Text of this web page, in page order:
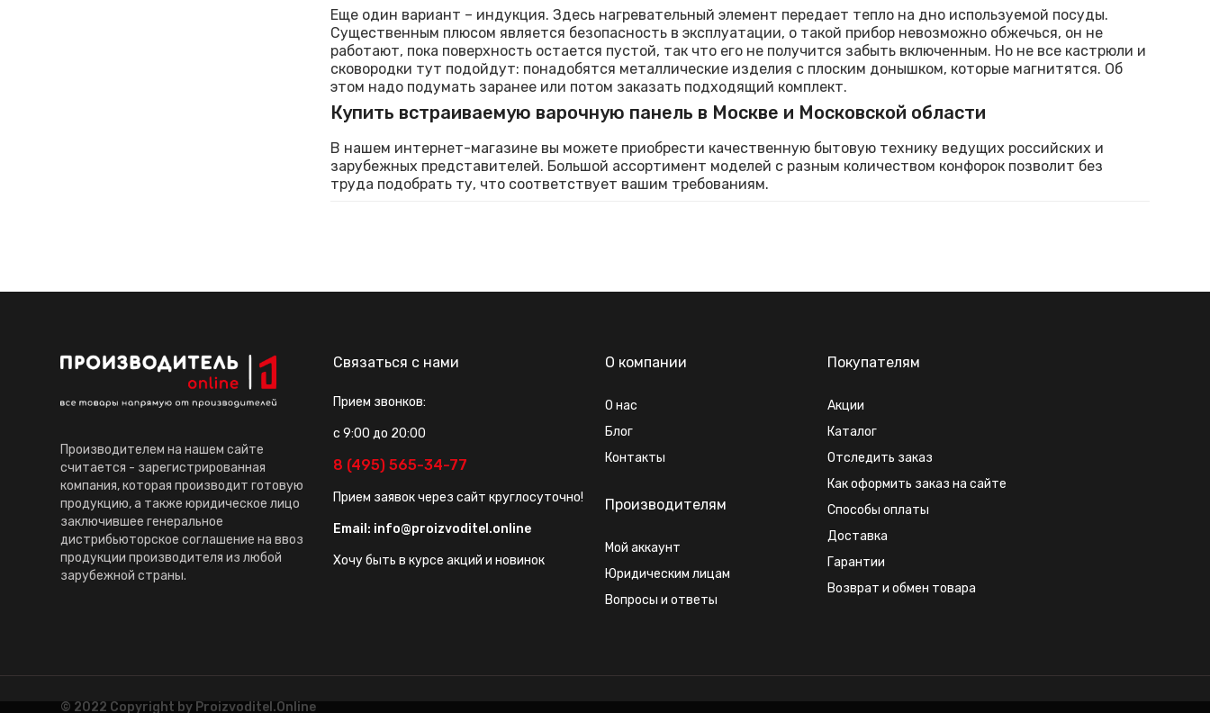
Еще один вариант – индукция. Здесь нагревательный элемент передает тепло на дно используемой посуды.
Существенным плюсом является безопасность в эксплуатации, о такой прибор невозможно обжечься, он не
работают, пока поверхность остается пустой, так что его не получится забыть включенным. Но не все кастрюли и
сковородки тут подойдут: понадобятся металлические изделия с плоским донышком, которые магнитятся. Об
этом надо подумать заранее или потом заказать подходящий комплект.
Купить встраиваемую варочную панель в Москве и Московской области
В нашем интернет-магазине вы можете приобрести качественную бытовую технику ведущих российских и
зарубежных представителей. Большой ассортимент моделей с разным количеством конфорок позволит без
труда подобрать ту, что соответствует вашим требованиям.
Производителем на нашем сайте
считается - зарегистрированная
компания, которая производит готовую
продукцию, а также юридическое лицо
заключившее генеральное
дистрибьюторское соглашение на ввоз
продукции производителя из любой
зарубежной страны.
Связаться с нами
Прием звонков:
с 9:00 до 20:00
8 (495) 565-34-77
Прием заявок через сайт круглосуточно!
Email: info@proizvoditel.online
Хочу быть в курсе акций и новинок
О компании
О нас
Блог
Контакты
Производителям
Мой аккаунт
Юридическим лицам
Вопросы и ответы
Покупателям
Акции
Каталог
Отследить заказ
Как оформить заказ на сайте
Способы оплаты
Доставка
Гарантии
Возврат и обмен товара
© 2022 Copyright by Proizvoditel.Online